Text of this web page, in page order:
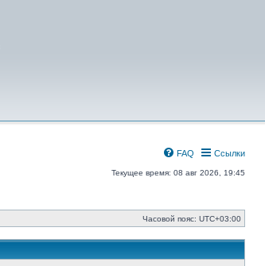
Ссылки
FAQ
Текущее время: 08 авг 2026, 19:45
Часовой пояс: UTC+03:00